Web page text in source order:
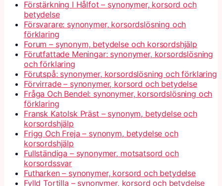
Förstärkning I Hålfot – synonymer, korsord och
betydelse
Försvarare: synonymer, korsordslösning och
förklaring
Forum – synonym, betydelse och korsordshjälp
Förutfattade Meningar: synonymer, korsordslösning
och förklaring
Förutspå: synonymer, korsordslösning och förklaring
Förvirrade – synonymer, korsord och betydelse
Fråga Och Bendel: synonymer, korsordslösning och
förklaring
Fransk Katolsk Präst – synonym, betydelse och
korsordshjälp
Frigg Och Freja – synonym, betydelse och
korsordshjälp
Fullständiga – synonymer, motsatsord och
korsordssvar
Futharken – synonymer, korsord och betydelse
Fylld Tortilla – synonymer, korsord och betydelse